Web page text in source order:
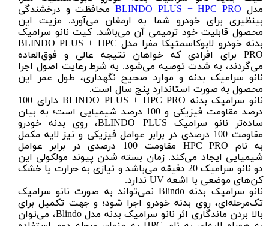
مدل BLINDO PLUS + HPC PROمحافظت و درخشندگی
بینظیری برای خودرو شما به ارمغان می‌آورد. مزیت این
محصول قابلیت خود ترمیمی آن می‌باشد. کیت نانو سرامیک
بدنه خودرو لابوکاسمتیکا مفرا مدل BLINDO PLUS + HPC
PRO برای افرادی که خواهان نتیجه عالی و فوق‌العاده
می‌گردند، به شدت توصیه می‌شود. به شرط رعايت اصول اجرا
نانو سرامیک بدنه و موارد صحیح نگهدارى، طول عمر این
محصول به صورت استاندارد پنج سال است.
نانو سرامیک بدنه BLINDO PLUS + HPC PRO دارای 100
درصد مقاومت فیزیکی و 100 درصد شیمیایی است؛ به بیان
ساده‌تر نانو سرامیک BLINDO PLUS، روی بدنه خودرو
مقاومت 100 درصدی در برابر عوامل فیزیکی و نیز لایه مکمل
به نام HPC PRO مقاومت 100 درصدی در برابر عوامل
شیمیایی ایجاد می‌کند. زمان بسته شدن پیوند مولکولی این
دو نانو سرامیک 20 دقیقه می‌باشد و نیازی به حرارت یا خشک
کن‌های موضعی با اشعه UV ندارد.
نانو سرامیک بدنه Blindo نمی‌تواند به صورت نانو سرامیک
تک‌مرحله‌ای، روی بدنه خودرو اجرا شود؛ و جهت تکمیل برای
بالا بردن ماندگاری اثر نانو سرامیک بدنه مدل Blindo، می‌توان